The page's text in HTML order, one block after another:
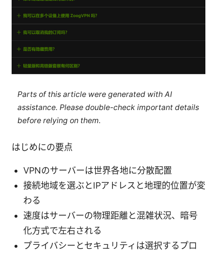
Parts of this article were generated with AI
assistance. Please double-check important details
before relying on them.
はじめにの要点
VPNのサーバーは世界各地に分散配置
接続地域を選ぶとIPアドレスと地理的位置が変
わる
速度はサーバーの物理距離と混雑状況、暗号
化方式で左右される
プライバシーとセキュリティは選択するプロ